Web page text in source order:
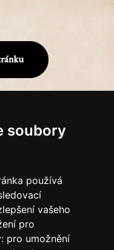
soubory
používá
vašeho
pro
pro umožnění
Zpravodaje
je společnost